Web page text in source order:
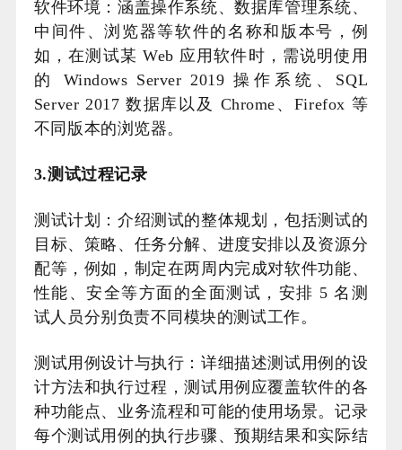
软件环境：涵盖操作系统、数据库管理系统、
中间件、浏览器等软件的名称和版本号，例
如，在测试某 Web 应用软件时，需说明使用
的 Windows Server 2019 操作系统、SQL
Server 2017 数据库以及 Chrome、Firefox 等
不同版本的浏览器。
3.测试过程记录
测试计划：介绍测试的整体规划，包括测试的
目标、策略、任务分解、进度安排以及资源分
配等，例如，制定在两周内完成对软件功能、
性能、安全等方面的全面测试，安排 5 名测
试人员分别负责不同模块的测试工作。
测试用例设计与执行：详细描述测试用例的设
计方法和执行过程，测试用例应覆盖软件的各
种功能点、业务流程和可能的使用场景。记录
每个测试用例的执行步骤、预期结果和实际结